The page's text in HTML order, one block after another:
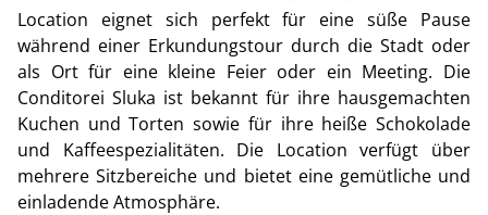
Location eignet sich perfekt für eine süße Pause
während einer Erkundungstour durch die Stadt oder
als Ort für eine kleine Feier oder ein Meeting. Die
Conditorei Sluka ist bekannt für ihre hausgemachten
Kuchen und Torten sowie für ihre heiße Schokolade
und Kaffeespezialitäten. Die Location verfügt über
mehrere Sitzbereiche und bietet eine gemütliche und
einladende Atmosphäre.